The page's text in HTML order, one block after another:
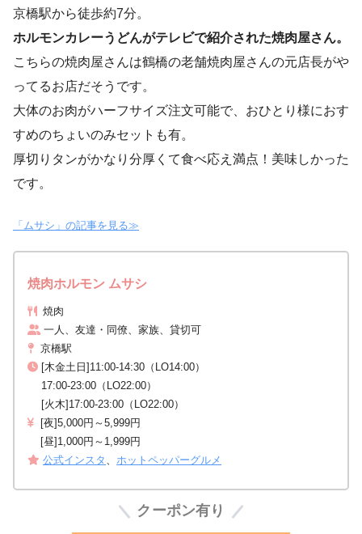
京橋駅から徒歩約7分。
ホルモンカレーうどんがテレビで紹介された焼肉屋さん。
こちらの焼肉屋さんは鶴橋の老舗焼肉屋さんの元店長がや
ってるお店だそうです。
大体のお肉がハーフサイズ注文可能で、おひとり様におす
すめのちょいのみセットも有。
厚切りタンがかなり分厚くて食べ応え満点！美味しかった
です。
「ムサシ」の記事を見る≫
焼肉ホルモン ムサシ
焼肉
一人、友達・同僚、家族、貸切可
京橋駅
[木金土日]11:00-14:30（LO14:00）
17:00-23:00（LO22:00）
[火木]17:00-23:00（LO22:00）
[夜]5,000円～5,999円
[昼]1,000円～1,999円
公式インスタ 、 ホットペッパーグルメ
クーポン有り